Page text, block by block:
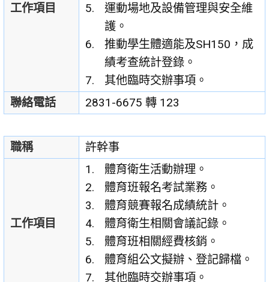
工作項目
運動場地及設備管理與安全維
護。
推動學生體適能及SH150，成
績考查統計登錄。
其他臨時交辦事項。
聯絡電話
2831-6675 轉 123
職稱 許幹事
工作項目
體育衛生活動辦理。
體育班報名考試業務。
體育競賽報名成績統計。
體育衛生相關會議記錄。
體育班相關經費核銷。
體育組公文擬辦、登記歸檔。
其他臨時交辦事項。